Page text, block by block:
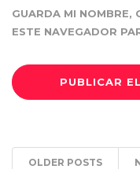
GUARDA MI NOMBRE,
ESTE NAVEGADOR
OLDER POSTS